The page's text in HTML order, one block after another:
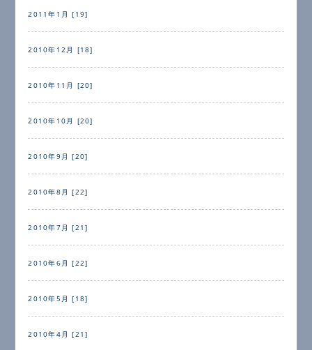
2011年1月 [19]
2010年12月 [18]
2010年11月 [20]
2010年10月 [20]
2010年9月 [20]
2010年8月 [22]
2010年7月 [21]
2010年6月 [22]
2010年5月 [18]
2010年4月 [21]